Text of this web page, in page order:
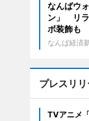
なんばウ
ン」 リラ
ボ装飾も
なんば経済
プレスリ
TVアニメ